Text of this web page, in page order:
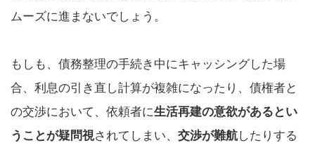
ムーズに進まないでしょう。
もしも、債務整理の手続き中にキャッシングした場
合、利息の引き直し計算が複雑になったり、債権者と
の交渉において、依頼者に生活再建の意欲があるとい
うことが疑問視されてしまい、 交渉が難航したりする